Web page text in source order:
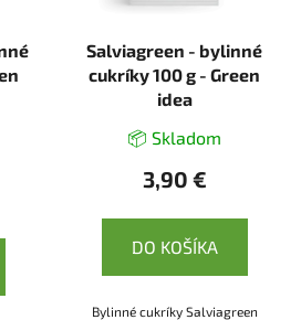
Salviagreen - bylinné
cukríky 100 g - Green
idea
📦 Skladom
3,90 €
DO KOŠÍKA
Bylinné cukríky Salviagreen